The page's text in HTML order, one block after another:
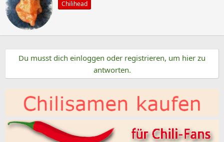
t
i
o
:
s
h
i
e
o
Chilihead
Du musst dich einloggen oder registrieren, um hier zu
antworten.